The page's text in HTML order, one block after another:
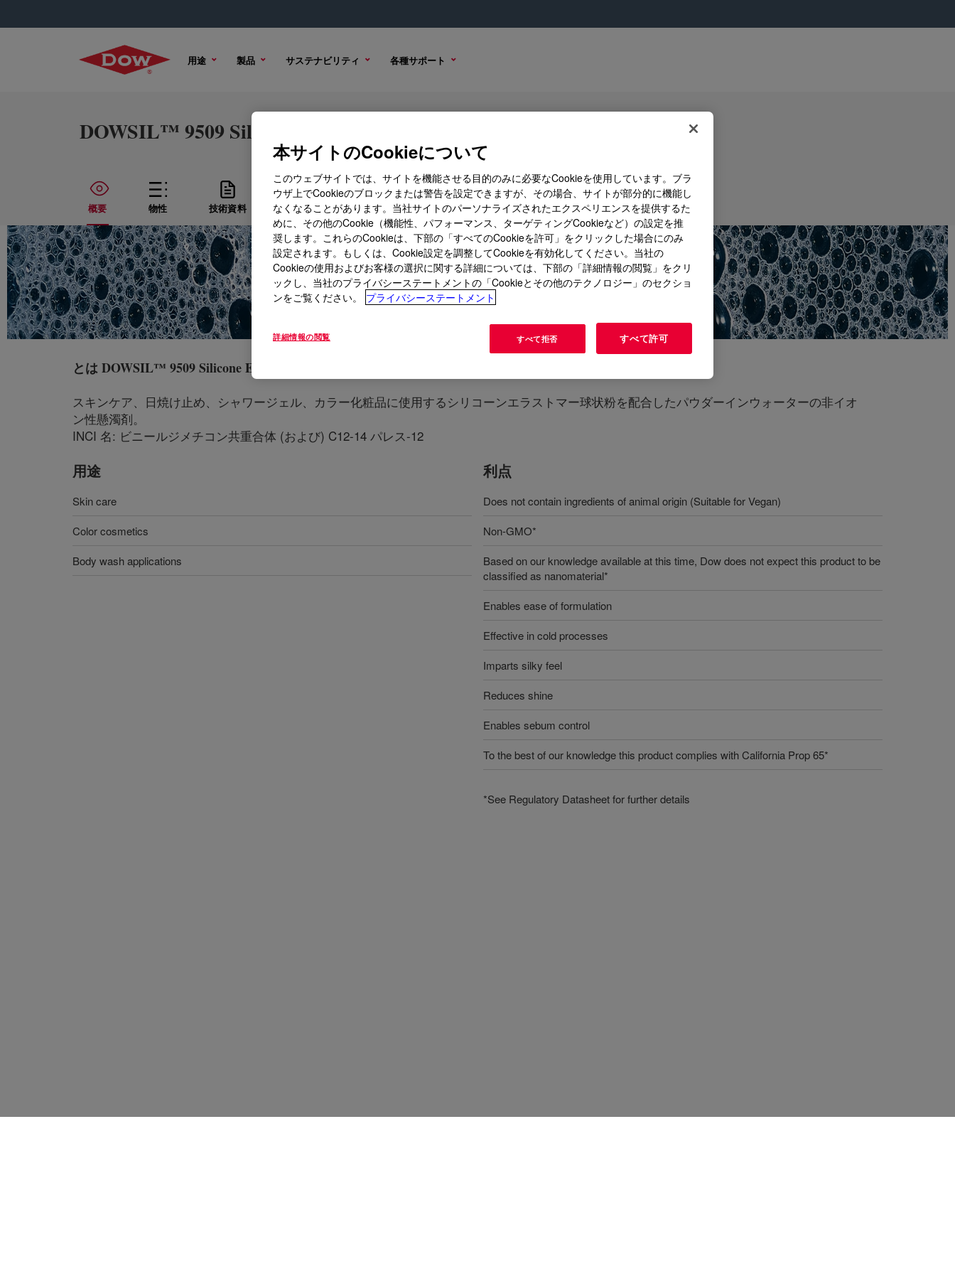
用途 製品 サステナビリティ 各種サポート
DOWSIL™ 9509 Silicone Elastomer Suspension
概要 物性 技術資料 サンプル オプション 購入オプション
とはDOWSIL™ 9509 Silicone Elastomer Suspension
スキンケア、日焼け止め、シャワージェル、カラー化粧品に使用するシリコーンエラストマー球状粉を配合したパウダーインウォーターの非イオ
ン性懸濁剤。
INCI 名: ビニールジメチコン共重合体 (および) C12-14 パレス-12
用途
Skin care
Color cosmetics
Body wash applications
利点
Does not contain ingredients of animal origin (Suitable for Vegan)
Non-GMO*
Based on our knowledge available at this time, Dow does not expect this product to be
classified as nanomaterial*
Enables ease of formulation
Effective in cold processes
Imparts silky feel
Reduces shine
Enables sebum control
To the best of our knowledge this product complies with California Prop 65*
*See Regulatory Datasheet for further details
本サイトのCookieについて
このウェブサイトでは、サイトを機能させる目的のみに必要なCookieを使用しています。ブラ
ウザ上でCookieのブロックまたは警告を設定できますが、その場合、サイトが部分的に機能し
なくなることがあります。当社サイトのパーソナライズされたエクスペリエンスを提供するた
めに、その他のCookie（機能性、パフォーマンス、ターゲティングCookieなど）の設定を推
奨します。これらのCookieは、下部の「すべてのCookieを許可」をクリックした場合にのみ
設定されます。もしくは、Cookie設定を調整してCookieを有効化してください。当社の
Cookieの使用およびお客様の選択に関する詳細については、下部の「詳細情報の閲覧」をクリ
ックし、当社のプライバシーステートメントの「Cookieとその他のテクノロジー」のセクショ
ンをご覧ください。
プライバシーステートメント
詳細情報の閲覧 すべて拒否 すべて許可